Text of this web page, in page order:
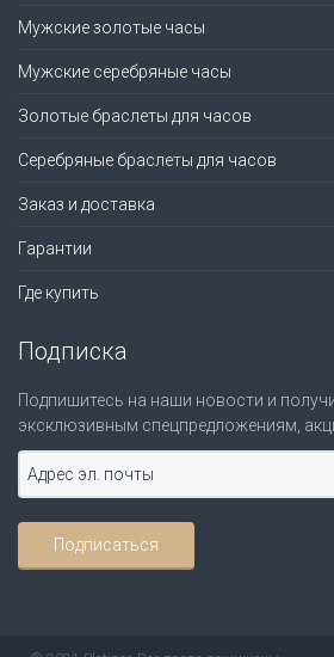
Мужские золотые часы
Мужские серебряные часы
Золотые браслеты для часов
Серебряные браслеты для часов
Заказ и доставка
Гарантии
Где купить
Подписка
Подпишитесь на наши новости и
эксклюзивным спецпредложениям,